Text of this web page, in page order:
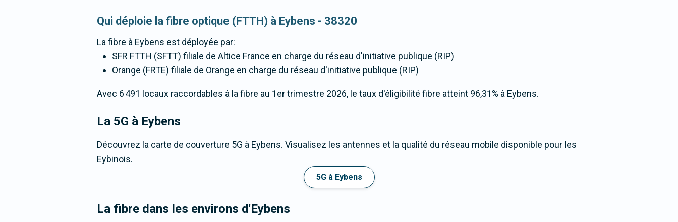
Qui déploie la fibre optique (FTTH) à Eybens - 38320
La fibre à Eybens est déployée par:
SFR FTTH (SFTT) filiale de Altice France en charge du réseau d'initiative publique (RIP)
Orange (FRTE) filiale de Orange en charge du réseau d'initiative publique (RIP)
Avec 6 491 locaux raccordables à la fibre au 1er trimestre 2026, le taux d'éligibilité fibre atteint 96,31% à Eybens.
La 5G à Eybens
Découvrez la carte de couverture 5G à Eybens. Visualisez les antennes et la qualité du réseau mobile disponible pour les
Eybinois.
5G à Eybens
La fibre dans les environs d'Eybens